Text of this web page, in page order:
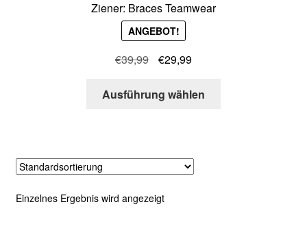
Ziener: Braces Teamwear
ANGEBOT!
€39,99
Ursprünglicher
war:
€29,99Aktueller
ist:
Ausführung wählen
Einzelnes Ergebnis wird angezeigt